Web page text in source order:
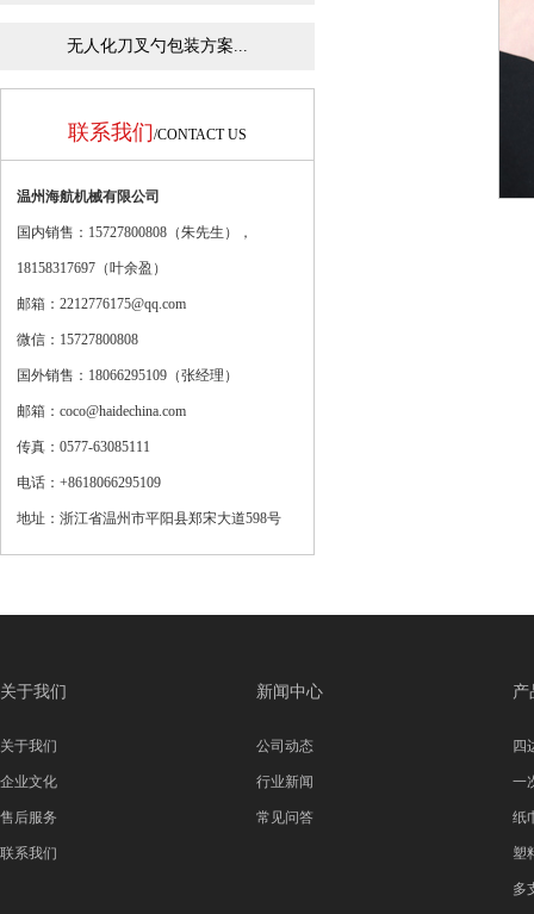
无人化刀叉勺包装方案...
联系我们/CONTACT US
温州海航机械有限公司
国内销售：15727800808（朱先生），
18158317697（叶余盈 ）
邮箱：2212776175@qq.com
微信：15727800808
国外销售：18066295109（张经理）
邮箱：coco@haidechina.com
传真：0577-63085111
电话：+8618066295109
地址：浙江省温州市平阳县郑宋大道598号
关于我们
关于我们
企业文化
售后服务
联系我们
新闻中心
公司动态
行业新闻
常见问答
产
四
一
纸
塑
多